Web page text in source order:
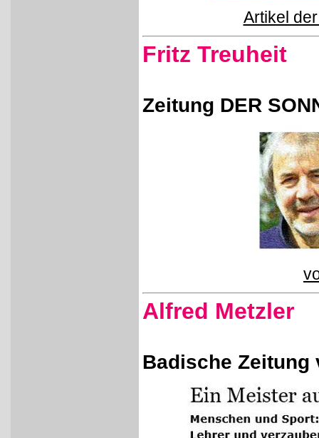
Artikel
Fritz Treuheit
Zeitung DER
Alfred Metzler
Badische Zeitung